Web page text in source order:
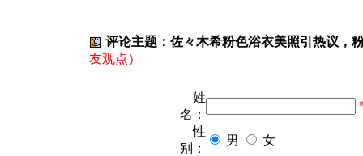
评论主题：佐々木希粉色浴衣美照引热议，
友观点）
姓
名：
性
别：
男
女